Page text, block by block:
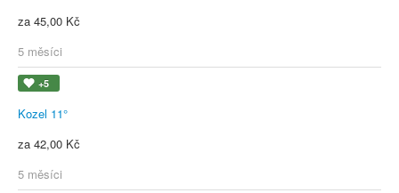
za 45,00 Kč
5 měsíci
+5
Kozel 11°
za 42,00 Kč
5 měsíci